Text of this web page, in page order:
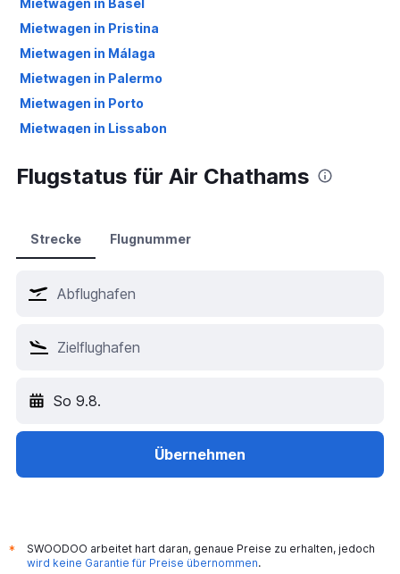
Mietwagen in Pristina
Mietwagen in Málaga
Mietwagen in Palermo
Mietwagen in Porto
Mietwagen in Lissabon
Hotels in Bangkok
Hotels in Zürich
Hotels in München
Hotels in Mailand
Hotels in London
Flugstatus für Air Chathams
Strecke Flugnummer
So 9.8.
Übernehmen
*
SWOODOO arbeitet hart daran, genaue Preise zu erhalten, jedoch
wird keine Garantie für Preise übernommen.